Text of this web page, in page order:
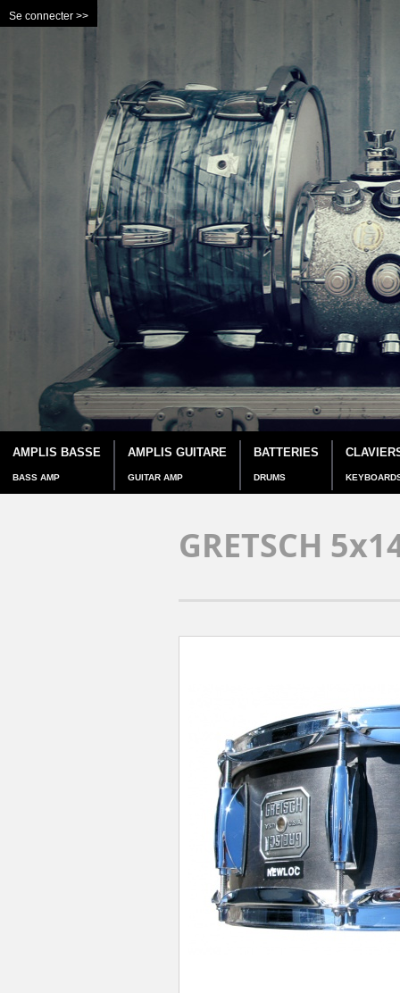
Se connecter >>
AMPLIS BASSE
BASS AMP
AMPLIS GUITARE
GUITAR AMP
BATTERIES
DRUMS
GRETSCH